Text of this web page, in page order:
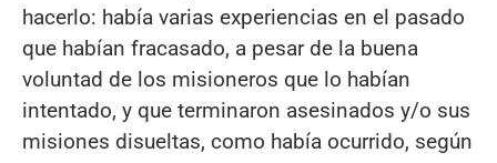
hacerlo: había varias experiencias en el pasado
que habían fracasado, a pesar de la buena
voluntad de los misioneros que lo habían
intentado, y que terminaron asesinados y/o sus
misiones disueltas, como había ocurrido, según